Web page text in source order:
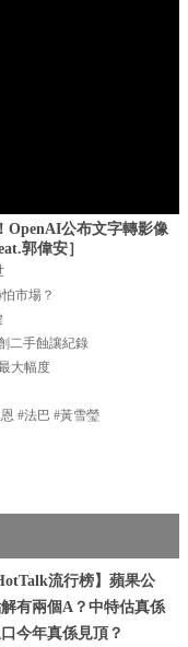
OpenAI公布文字轉影像
郭偉安］
市場？
二手蝕讓紀錄
大幅度
#法巴 #黃雪瑩
流行榜】蘋果公
有兩個A？中特估真係
今年真係見頂？